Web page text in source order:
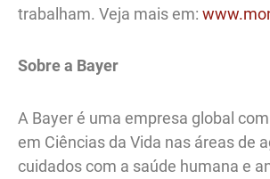
trabalham. Veja mais em:
Sobre a Bayer
A Bayer é uma empresa global
em Ciências da Vida nas áreas de
cuidados com a saúde humana e